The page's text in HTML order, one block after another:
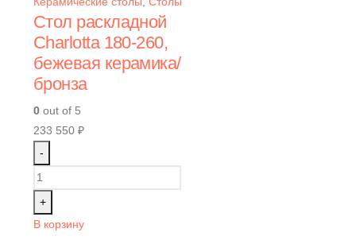
Стол раскладной
Charlotta 180-260,
бежевая керамика/
бронза
0 out of 5
233 550 ₽
-
+
В корзину